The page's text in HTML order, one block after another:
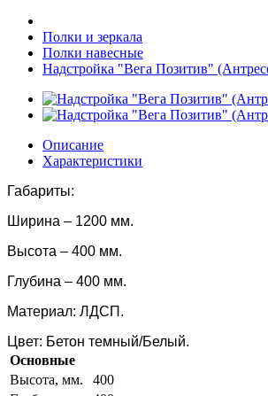
Полки и зеркала
Полки навесные
Надстройка "Вега Позитив"
Описание
Характеристики
Габариты:
Ширина – 1200 мм.
Высота – 400 мм.
Глубина – 400 мм.
Материал: ЛДСП.
Цвет: Бетон темный/Белый.
Основные
Высота, мм.
400